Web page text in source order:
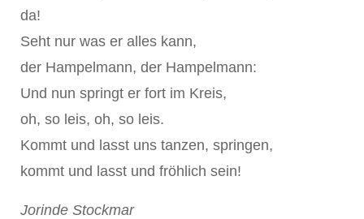
da!
Seht nur was er alles kann,
der Hampelmann, der Hampelmann:
Und nun springt er fort im Kreis,
oh, so leis, oh, so leis.
Kommt und lasst uns tanzen, springen,
kommt und lasst und fröhlich sein!
Jorinde Stockmar